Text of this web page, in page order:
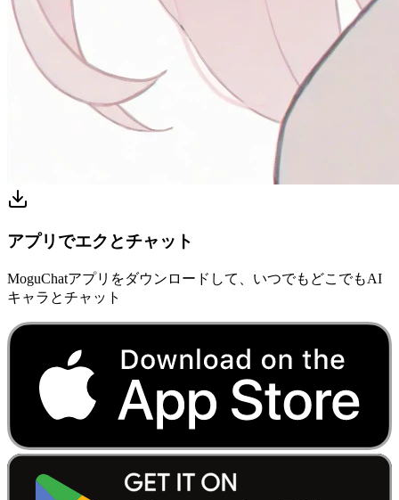
アプリでエクとチャット
MoguChatアプリをダウンロードして、いつでもどこでもAI
キャラとチャット